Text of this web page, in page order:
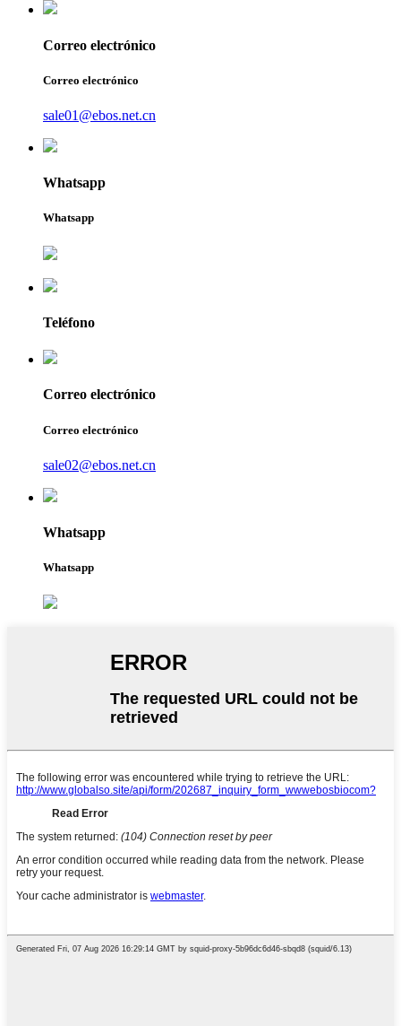
Correo electrónico
Correo electrónico
sale01@ebos.net.cn
Whatsapp
Whatsapp
Teléfono
Correo electrónico
Correo electrónico
sale02@ebos.net.cn
Whatsapp
Whatsapp